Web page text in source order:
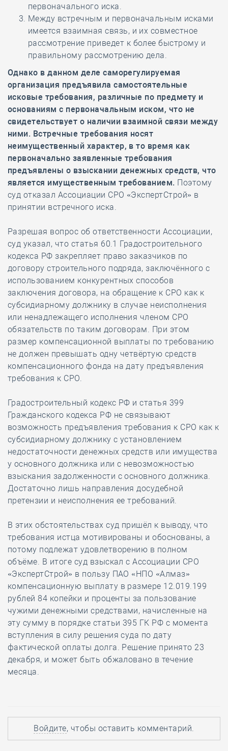
первоначального иска.
Между встречным и первоначальным исками
имеется взаимная связь, и их совместное
рассмотрение приведет к более быстрому и
правильному рассмотрению дела.
Однако в данном деле саморегулируемая
организация предъявила самостоятельные
исковые требования, различные по предмету и
основаниям с первоначальным иском, что не
свидетельствует о наличии взаимной связи между
ними. Встречные требования носят
неимущественный характер, в то время как
первоначально заявленные требования
предъявлены о взыскании денежных средств, что
является имущественным требованием. Поэтому
суд отказал Ассоциации СРО «ЭкспертСтрой» в
принятии встречного иска.
Разрешая вопрос об ответственности Ассоциации,
суд указал, что статья 60.1 Градостроительного
кодекса РФ закрепляет право заказчиков по
договору строительного подряда, заключённого с
использованием конкурентных способов
заключения договора, на обращение к СРО как к
субсидиарному должнику в случае неисполнения
или ненадлежащего исполнения членом СРО
обязательств по таким договорам. При этом
размер компенсационной выплаты по требованию
не должен превышать одну четвёртую средств
компенсационного фонда на дату предъявления
требования к СРО.
Градостроительный кодекс РФ и статья 399
Гражданского кодекса РФ не связывают
возможность предъявления требования к СРО как к
субсидиарному должнику с установлением
недостаточности денежных средств или имущества
у основного должника или с невозможностью
взыскания задолженности с основного должника.
Достаточно лишь направления досудебной
претензии и неисполнения ее требований.
В этих обстоятельствах суд пришёл к выводу, что
требования истца мотивированы и обоснованы, а
потому подлежат удовлетворению в полном
объёме. В итоге суд взыскал с Ассоциации СРО
«ЭкспертСтрой» в пользу ПАО «НПО «Алмаз»
компенсационную выплату в размере 12.019.199
рублей 84 копейки и проценты за пользование
чужими денежными средствами, начисленные на
эту сумму в порядке статьи 395 ГК РФ с момента
вступления в силу решения суда по дату
фактической оплаты долга. Решение принято 23
декабря, и может быть обжаловано в течение
месяца.
Войдите, чтобы оставить комментарий.